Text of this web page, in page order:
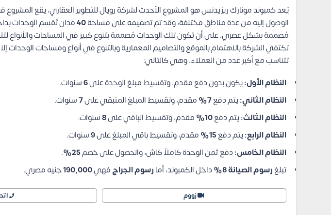
يُعد كمبوند مونارك ريزيدنس هو المشروع الأحدث لشركة رويال للتطوير العقاري، يقع
الوصول إليه من عدة مناطق مختلفة، وقد تم تصميمه على مساحة40فدان تُقسم الوحدات
مُصممة بشكل عصري، على أن تكون تلك الوحدات مُصممة بتنوع كبير في المساحات والأنواع
تكتفي الشركة بالاهتمام بالموقع والتصاميم المعمارية وبالتنوع في أنواع ومساحات الوحدات
تتناسب مع أكبر عدد من العملاء، وهي كالتالي:
النظام الأول:يكون بدون دفع مقدم، وتقسيط مبلغ الوحدة على6سنوات.
النظام الثاني:يتم دفع مقدم، وتقسيط المبلغ المتبقي على7سنوات.
النظام الثالث:يتم دفع10% مقدم، وتقسيط الباقي على8سنوات.
النظام الرابع:يتم دفع15% مقدم، وتقسيط باقي المبلغ على9سنوات.
النظام الخامس:دفع ثمن الوحدة كاملاً كاش، والحصول على خصم25%
.
تبلغرسوم الصيانة داخل الكمبوند، أمارسوم الجراجفهي190,000جنيه مصري.
زووم